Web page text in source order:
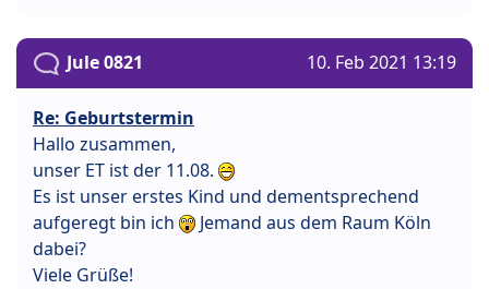
Jule 0821 10. Feb 2021 13:19
Re: Geburtstermin
Hallo zusammen,
unser ET ist der 11.08.
Es ist unser erstes Kind und dementsprechend
aufgeregt bin ich
Jemand aus dem Raum Köln
dabei?
Viele Grüße!